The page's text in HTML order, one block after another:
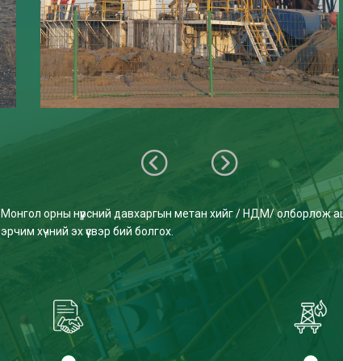
Монгол орны нүүрсний давхаргын метан хийг / НДМ/ олборлож
эрчим хүчний эх үүсвэр бий болгох.